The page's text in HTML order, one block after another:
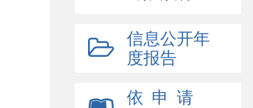
信息公开年
度报告
依 申 请